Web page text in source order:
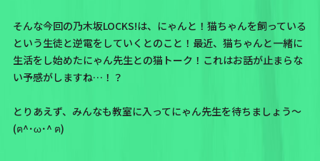
そんな今回の乃木坂LOCKS!は、にゃんと！猫ちゃんを飼っている
という生徒と逆電をしていくとのこと！最近、猫ちゃんと一緒に
生活をし始めたにゃん先生との猫トーク！これはお話が止まらな
い予感がしますね…！？
とりあえず、みんなも教室に入ってにゃん先生を待ちましょう〜
(ฅ^･ω･^ ฅ)